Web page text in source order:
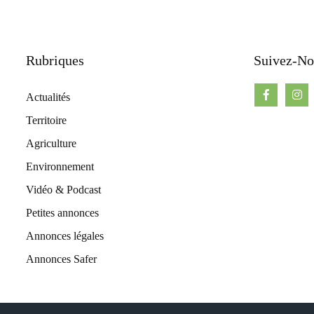
Rubriques
Actualités
Territoire
Agriculture
Environnement
Vidéo & Podcast
Petites annonces
Annonces légales
Annonces Safer
Suivez-